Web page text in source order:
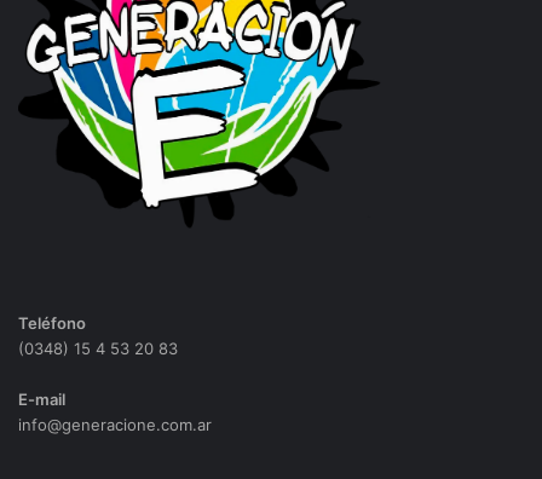
Teléfono
(0348) 15 4 53 20 83
E-mail
info@generacione.com.ar